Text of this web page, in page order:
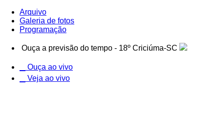
Arquivo
Galeria de fotos
Programação
Ouça a previsão do tempo - 18º Criciúma-SC
Ouça ao vivo
Veja ao vivo